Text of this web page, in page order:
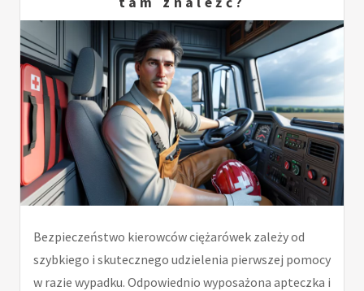
Bezpieczeństwo kierowców ciężarówek zależy od
szybkiego i skutecznego udzielenia pierwszej pomocy
w razie wypadku. Odpowiednio wyposażona apteczka i